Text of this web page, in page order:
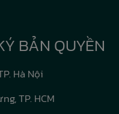
BẢN QUYỀN
Hà Nội
TP. HCM